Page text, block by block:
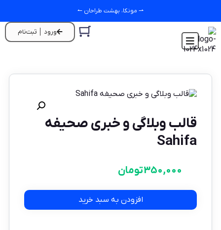
⇀ مونکا، بهشت طراحان ↼
ورود │ ثبت‌نام
قالب وبلاگی و خبری صحیفه
Sahifa
350,000تومان
افزودن به سبد خرید